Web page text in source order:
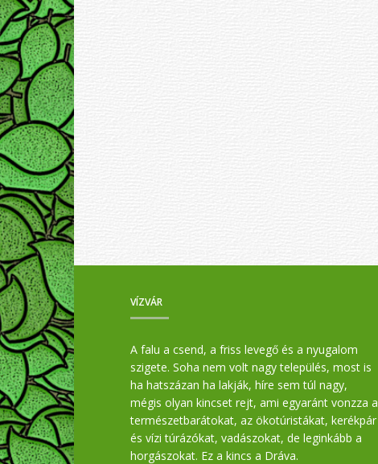
VÍZVÁR
A falu a csend, a friss levegő és a nyugalom
szigete. Soha nem volt nagy település, most is
ha hatszázan ha lakják, híre sem túl nagy,
mégis olyan kincset rejt, ami egyaránt vonzza a
természetbarátokat, az ökotúristákat, kerékpár
és vízi túrázókat, vadászokat, de leginkább a
horgászokat. Ez a kincs a Dráva.